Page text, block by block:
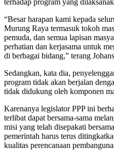
“Besar harapan kami kepada
Murung Raya termasuk tokoh
pemuda, dan semua lapisan
perhatian dan kerjasama untuk
di berbagai bidang,” terang
Sedangkan, kata dia,
program tidak akan berjalan
tidak didukung oleh komponen
Karenanya legislator PPP ini
terlibat dapat bersama-sama
misi yang telah disepakati
pemerintah harus terus
kualitas perencanaan